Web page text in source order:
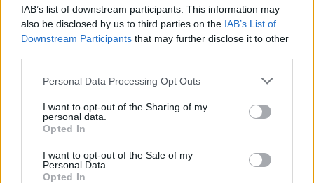
IAB’s list of downstream participants. This information may
also be disclosed by us to third parties on the IAB’s List of
Downstream Participants that may further disclose it to other
Personal Data Processing Opt Outs
I want to opt-out of the Sharing of my
personal data.
Opted In
I want to opt-out of the Sale of my
Personal Data.
Opted In
01:40
Αυτά τα ζώδια θα ζήσουν τον απόλυτο έρωτα έως το
τέλος του καλοκαιριού
00:35
Ρούχα και αξεσουάρ από την ταινία «The Devil Wears
23:59
Γερμανία: Drones εθεάθησαν πάνω από στρατιωτική
βάση